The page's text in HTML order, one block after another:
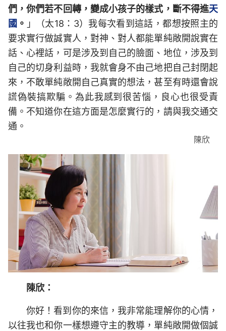
們，你們若不回轉，變成小孩子的樣式，斷不得進天
國 。 」（太18：3）我每次看到這話，都想按照主的
要求實行做誠實人，對神、對人都能單純敞開說實在
話、心裡話，可是涉及到自己的臉面、地位，涉及到
自己的切身利益時，我就會身不由己地把自己封閉起
來，不敢單純敞開自己真實的想法，甚至有時還會說
謊偽裝搞欺騙。為此我感到很苦惱，良心也很受責
備。不知道你在這方面是怎麼實行的，請與我交通交
通。
陳欣
陳欣：
你好！看到你的來信，我非常能理解你的心情，
以往我也和你一樣想遵守主的教導，單純敞開做個誠